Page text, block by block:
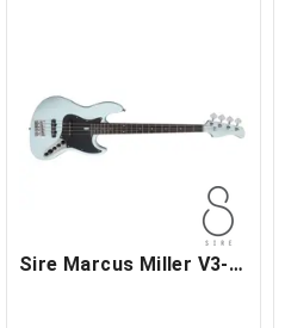
Sire Marcus Miller V3-4 Sonic Blue